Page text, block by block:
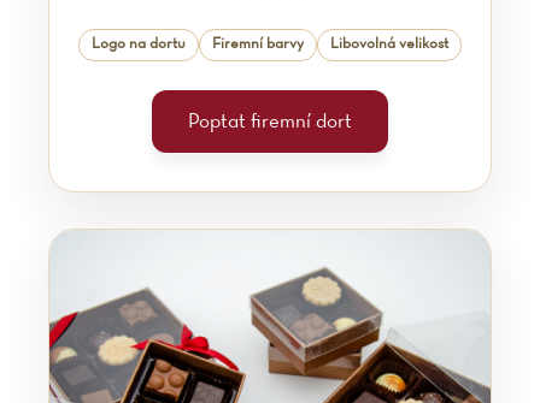
Logo na dortu Firemní barvy Libovolná velikost
Poptat firemní dort